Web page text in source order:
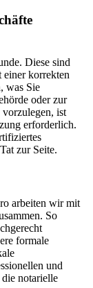
Diese sind
einer korrekten
was Sie
oder zur
ist
erforderlich.
zur Seite.
arbeiten wir mit
So
formale
und
notarielle